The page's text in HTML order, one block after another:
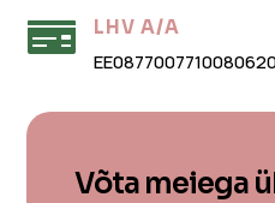
 LHV A/A
Võta meiega